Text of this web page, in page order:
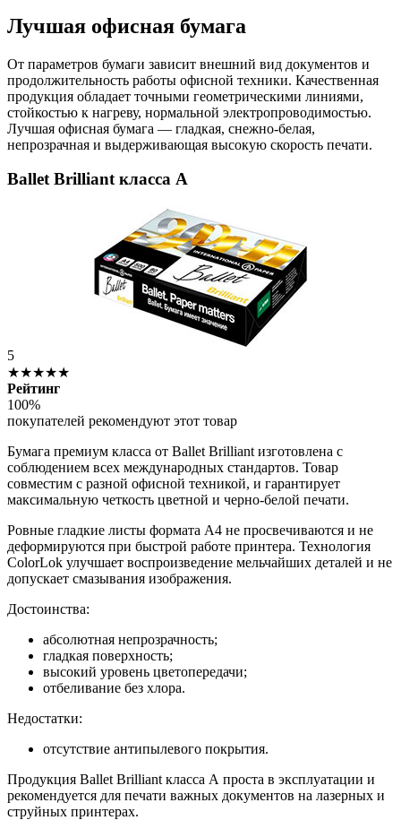
Лучшая офисная бумага
От параметров бумаги зависит внешний вид документов и
продолжительность работы офисной техники. Качественная
продукция обладает точными геометрическими линиями,
стойкостью к нагреву, нормальной электропроводимостью.
Лучшая офисная бумага — гладкая, снежно-белая,
непрозрачная и выдерживающая высокую скорость печати.
Ballet Brilliant класса А
5
★★★★★
Рейтинг
100%
покупателей рекомендуют этот товар
Бумага премиум класса от Ballet Brilliant изготовлена с
соблюдением всех международных стандартов. Товар
совместим с разной офисной техникой, и гарантирует
максимальную четкость цветной и черно-белой печати.
Ровные гладкие листы формата А4 не просвечиваются и не
деформируются при быстрой работе принтера. Технология
ColorLok улучшает воспроизведение мельчайших деталей и не
допускает смазывания изображения.
Достоинства:
абсолютная непрозрачность;
гладкая поверхность;
высокий уровень цветопередачи;
отбеливание без хлора.
Недостатки:
отсутствие антипылевого покрытия.
Продукция Ballet Brilliant класса А проста в эксплуатации и
рекомендуется для печати важных документов на лазерных и
струйных принтерах.